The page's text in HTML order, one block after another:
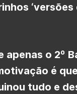
‘versões
apenas o 2º
é
tudo e